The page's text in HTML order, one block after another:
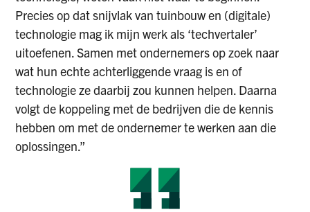
Precies op dat snijvlak van tuinbouw en (digitale)
technologie mag ik mijn werk als ‘techvertaler’
uitoefenen. Samen met ondernemers op zoek naar
wat hun echte achterliggende vraag is en of
technologie ze daarbij zou kunnen helpen. Daarna
volgt de koppeling met de bedrijven die de kennis
hebben om met de ondernemer te werken aan die
oplossingen.”